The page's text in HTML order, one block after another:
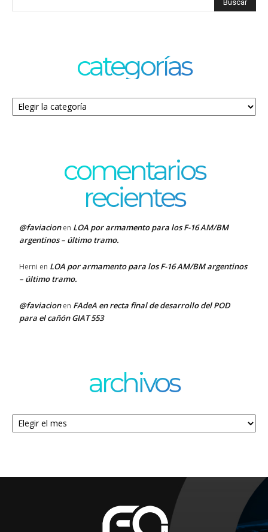
categorías
Categorías
comentarios
recientes
@faviacionen LOA por armamento para los F-16 AM/BM
argentinos – último tramo.
Herni en LOA por armamento para los F-16 AM/BM argentinos
– último tramo.
@faviacionen FAdeA en recta final de desarrollo del POD
para el cañón GIAT 553
archivos
Archivos